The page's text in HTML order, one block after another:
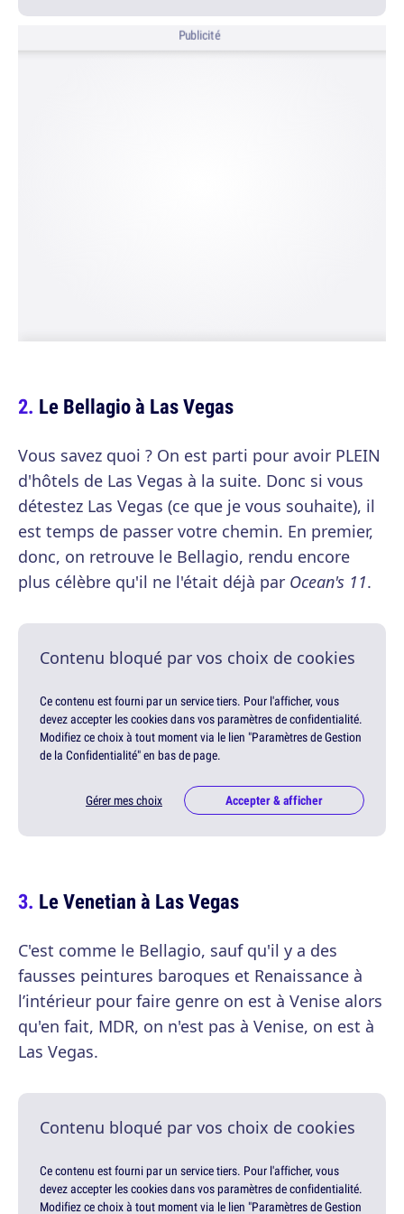
Publicité
Le Bellagio à Las Vegas
Vous savez quoi ? On est parti pour avoir PLEIN
d'hôtels de Las Vegas à la suite. Donc si vous
détestez Las Vegas (ce que je vous souhaite), il
est temps de passer votre chemin. En premier,
donc, on retrouve le Bellagio, rendu encore
plus célèbre qu'il ne l'était déjà par Ocean's 11.
Contenu bloqué par vos choix de cookies
Ce contenu est fourni par un service tiers. Pour l'afficher, vous
devez accepter les cookies dans vos paramètres de confidentialité.
Modifiez ce choix à tout moment via le lien "Paramètres de Gestion
de la Confidentialité" en bas de page.
Gérer mes choix Accepter & afficher
Le Venetian à Las Vegas
C'est comme le Bellagio, sauf qu'il y a des
fausses peintures baroques et Renaissance à
l’intérieur pour faire genre on est à Venise alors
qu'en fait, MDR, on n'est pas à Venise, on est à
Las Vegas.
Contenu bloqué par vos choix de cookies
Ce contenu est fourni par un service tiers. Pour l'afficher, vous
devez accepter les cookies dans vos paramètres de confidentialité.
Modifiez ce choix à tout moment via le lien "Paramètres de Gestion